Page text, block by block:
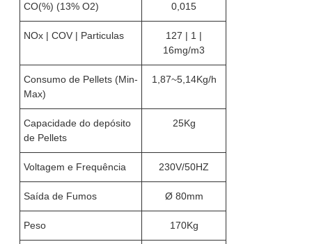
CO(%) (13% O2) 0,015
NOx | COV | Particulas
127 | 1 |
16mg/m3
Consumo de Pellets (Min-
Max)
1,87~5,14Kg/h
Capacidade do depósito
de Pellets
25Kg
Voltagem e Frequência 230V/50HZ
Saída de Fumos Ø 80mm
Peso 170Kg